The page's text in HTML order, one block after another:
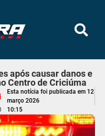
após causar danos e
Centro de Criciúma
Esta notícia foi publicada em 12
março 2026
10:15